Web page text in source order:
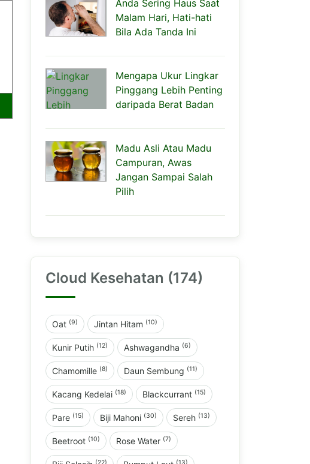
Anda Sering Haus Saat
Malam Hari, Hati-hati
Bila Ada Tanda Ini
Mengapa Ukur Lingkar
Pinggang Lebih Penting
daripada Berat Badan
Madu Asli Atau Madu
Campuran, Awas
Jangan Sampai Salah
Pilih
Cloud Kesehatan (174)
Oat (9) Jintan Hitam (10)
Kunir Putih (12) Ashwagandha (6)
Chamomille (8) Daun Sembung (11)
Kacang Kedelai (18) Blackcurrant (15)
Pare (15) Biji Mahoni (30) Sereh (13)
Beetroot (10) Rose Water (7)
(22) (13)